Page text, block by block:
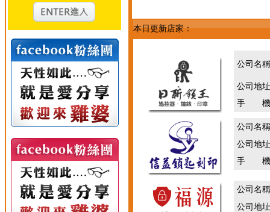
本日更新店家：
公司名
公司地
手 機
公司名
公司地
手 機
公司名
公司地